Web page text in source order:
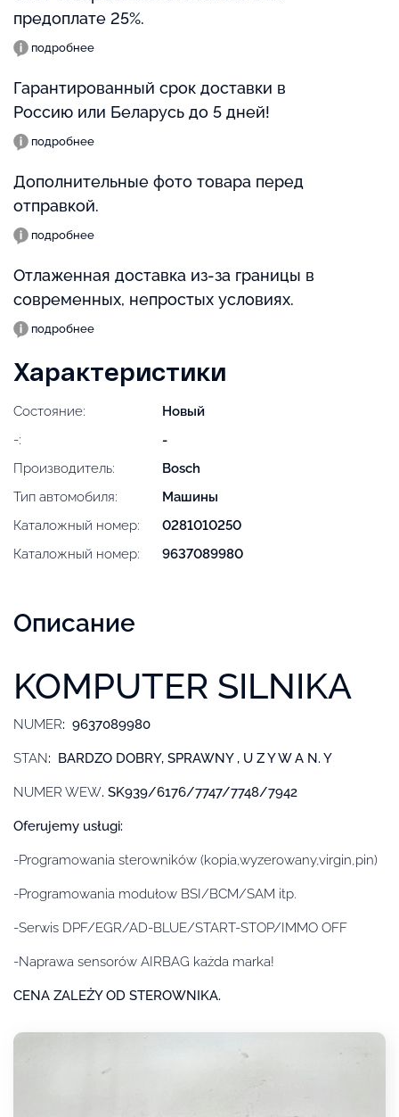
предоплате 25%.
подробнее
Гарантированный срок доставки в
Россию или Беларусь до 5 дней!
подробнее
Дополнительные фото товара перед
отправкой.
подробнее
Отлаженная доставка из-за границы в
современных, непростых условиях.
подробнее
Характеристики
Состояние:
Новый
-:
-
Производитель:
Bosch
Тип автомобиля:
Машины
Каталожный номер:
0281010250
Каталожный номер:
9637089980
Описание
KOMPUTER SILNIKA
NUMER: 9637089980
STAN: BARDZO DOBRY, SPRAWNY , U Z Y W A N. Y
NUMER WEW. SK939/6176/7747/7748/7942
Oferujemy usługi:
-Programowania sterowników (kopia,wyzerowany,virgin,pin)
-Programowania modułow BSI/BCM/SAM itp.
-Serwis DPF/EGR/AD-BLUE/START-STOP/IMMO OFF
-Naprawa sensorów AIRBAG każda marka!
CENA ZALEŻY OD STEROWNIKA.